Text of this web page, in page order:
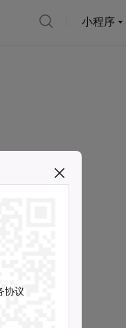
小程序
协议